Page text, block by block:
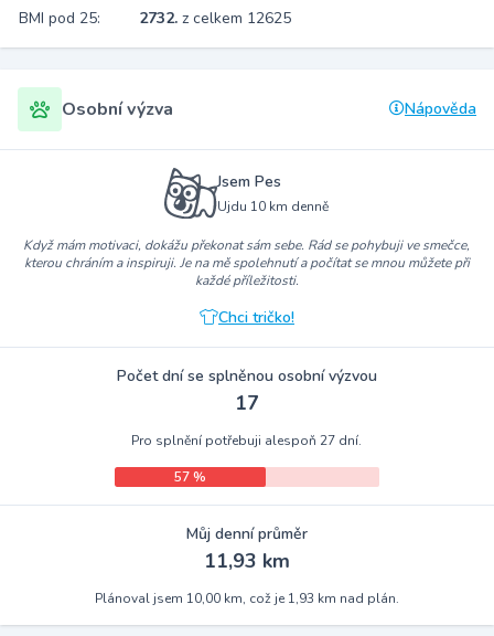
BMI pod 25:
2732. z celkem 12625
Osobní výzva Nápověda
Jsem Pes
Ujdu 10 km denně
Když mám motivaci, dokážu překonat sám sebe. Rád se pohybuji ve smečce,
kterou chráním a inspiruji. Je na mě spolehnutí a počítat se mnou můžete při
každé příležitosti.
Chci tričko!
Počet dní se splněnou osobní výzvou
17
Pro splnění potřebuji alespoň 27 dní.
57 %
Můj denní průměr
11,93 km
Plánoval jsem 10,00 km, což je 1,93 km nad plán.